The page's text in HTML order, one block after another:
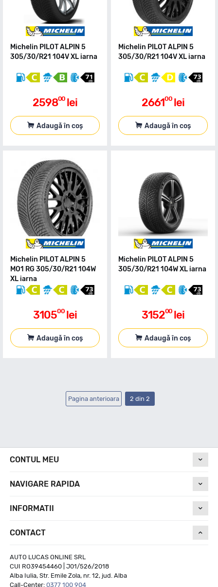
Michelin PILOT ALPIN 5
305/30/R21 104V XL iarna
259800 lei
Adaugă în coș
Michelin PILOT ALPIN 5
305/30/R21 104V XL iarna
266100 lei
Adaugă în coș
Michelin PILOT ALPIN 5
MO1 RG 305/30/R21 104W
XL iarna
310500 lei
Adaugă în coș
Michelin PILOT ALPIN 5
305/30/R21 104W XL iarna
315200 lei
Adaugă în coș
Pagina anterioara 2 din 2
CONTUL MEU
NAVIGARE RAPIDA
INFORMATII
CONTACT
AUTO LUCAS ONLINE SRL
CUI RO39454460 | J01/526/2018
Alba Iulia, Str. Emile Zola, nr. 12, jud. Alba
Call-Center: 0377 100 904